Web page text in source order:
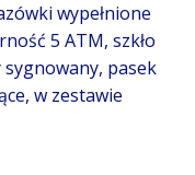
wypełnione
5 ATM, szkło
pasek
w zestawie